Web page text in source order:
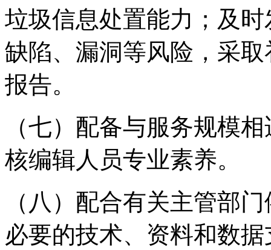
垃圾信息处置能力；及
缺陷、漏洞等风险，采
报告。
（七）配备与服务规模
核编辑人员专业素养。
（八）配合有关主管部
必要的技术、资料和数